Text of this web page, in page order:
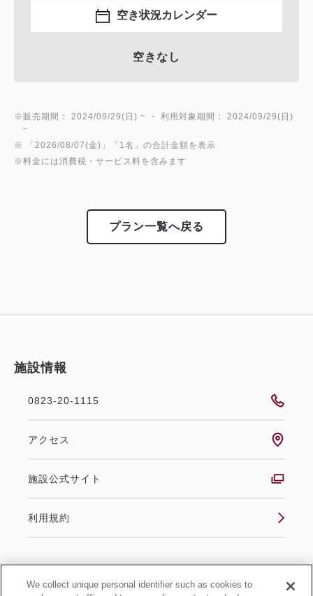
空き状況カレンダー
空きなし
※販売期間： 2024/09/29(日) ~ ・ 利用対象期間： 2024/09/29(日)
~
※ 「2026/08/07(金)」「1名」の合計金額を表示
※料金には消費税・サービス料を含みます
プラン一覧へ戻る
施設情報
0823-20-1115
アクセス
施設公式サイト
利用規約
グループ施設情報
We collect unique personal identifier such as cookies to